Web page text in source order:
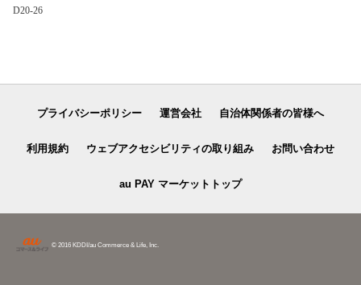
D20-26
プライバシーポリシー 運営会社 自治体関係者の皆様へ
利用規約 ウェブアクセシビリティの取り組み お問い合わせ
au PAY マーケットトップ
© 2016 KDDI/au Commerce & Life, Inc.